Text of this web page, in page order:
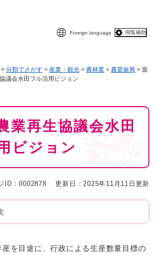
Foreign language 閲覧補助
> 分類でさがす > 産業・観光 > 農林業 > 農業振興 > 坂
議会水田フル活用ビジョン
業再生協議会水田
ビジョン
ID：0002878 更新日：2025年11月11日更新
を目途に、行政による生産数量目標の